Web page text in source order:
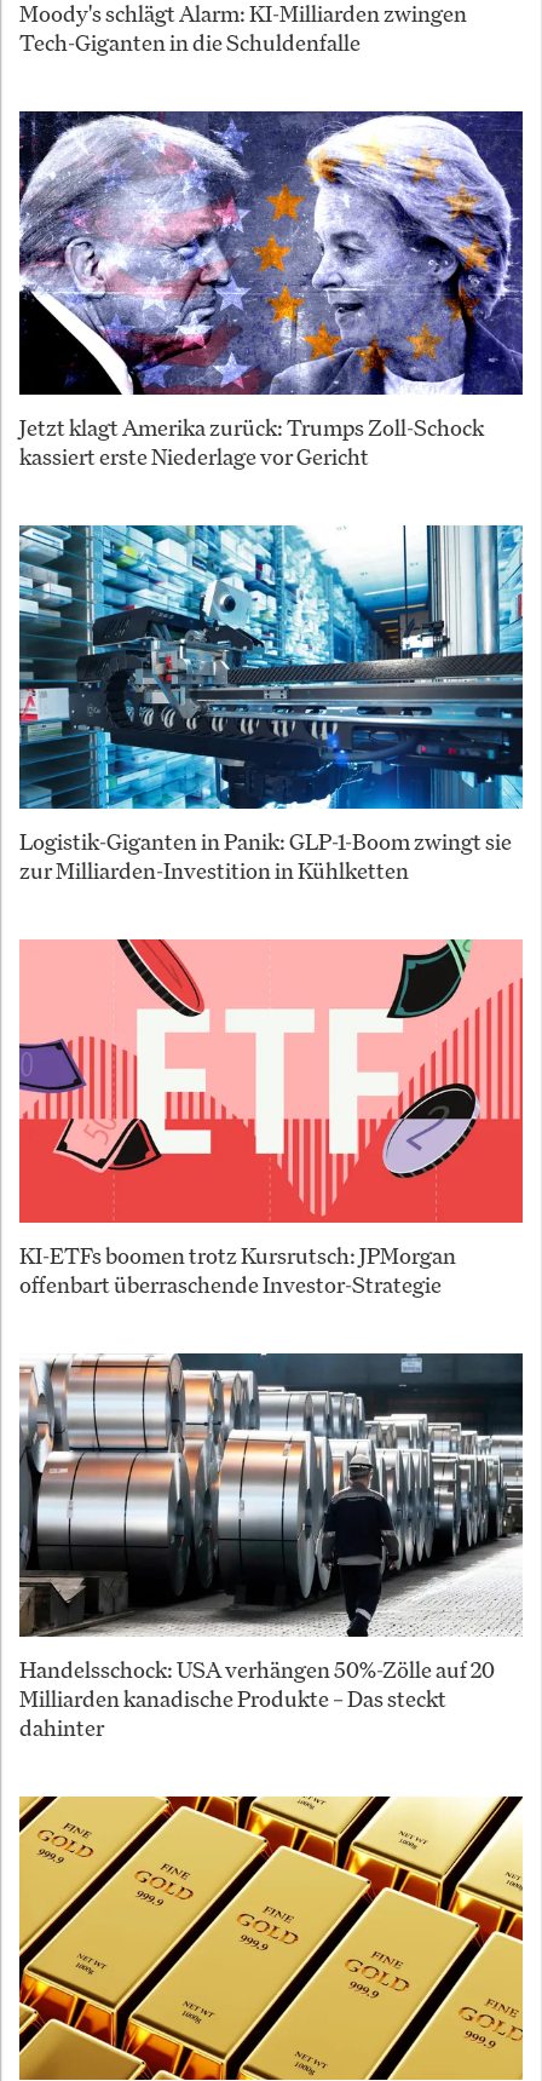
Moody's schlägt Alarm: KI-Milliarden zwingen
Tech-Giganten in die Schuldenfalle
Jetzt klagt Amerika zurück: Trumps Zoll-Schock
kassiert erste Niederlage vor Gericht
Logistik-Giganten in Panik: GLP-1-Boom zwingt sie
zur Milliarden-Investition in Kühlketten
KI-ETFs boomen trotz Kursrutsch: JPMorgan
offenbart überraschende Investor-Strategie
Handelsschock: USA verhängen 50%-Zölle auf 20
Milliarden kanadische Produkte – Das steckt
dahinter